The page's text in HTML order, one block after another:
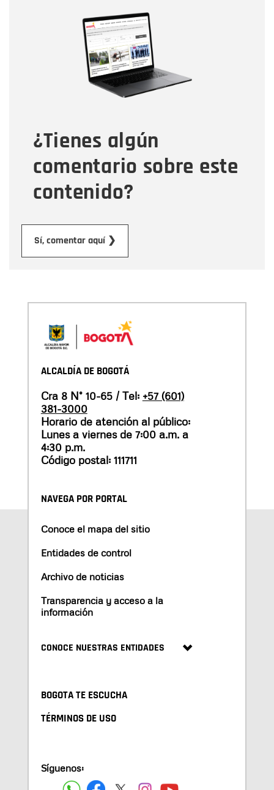
¿Tienes algún
comentario sobre este
contenido?
Sí, comentar aquí ❯
Correo electrónico
Tipo de comentario
Mensaje
ALCALDÍA DE BOGOTÁ
Cra 8 N° 10-65 / Tel: +57 (601)
381-3000
Horario de atención al público:
Lunes a viernes de 7:00 a.m. a
4:30 p.m.
Código postal: 111711
NAVEGA POR PORTAL
Conoce el mapa del sitio
Entidades de control
Archivo de noticias
Transparencia y acceso a la
información
CONOCE NUESTRAS ENTIDADES
BOGOTA TE ESCUCHA
TÉRMINOS DE USO
Síguenos: